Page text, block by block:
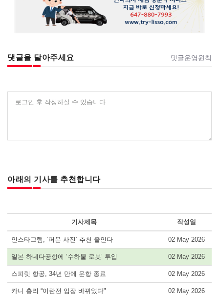
댓글을 달아주세요 댓글운영원칙
로그인 후 작성하실 수 있습니다
아래의 기사를 추천합니다
기사제목 작성일
인스타그램, ‘퍼온 사진’ 추천 줄인다 02 May 2026
일본 하네다공항에 ‘수하물 로봇’ 투입 02 May 2026
스피릿 항공, 34년 만에 운항 종료 02 May 2026
카니 총리 “이란전 입장 바뀌었다" 02 May 2026